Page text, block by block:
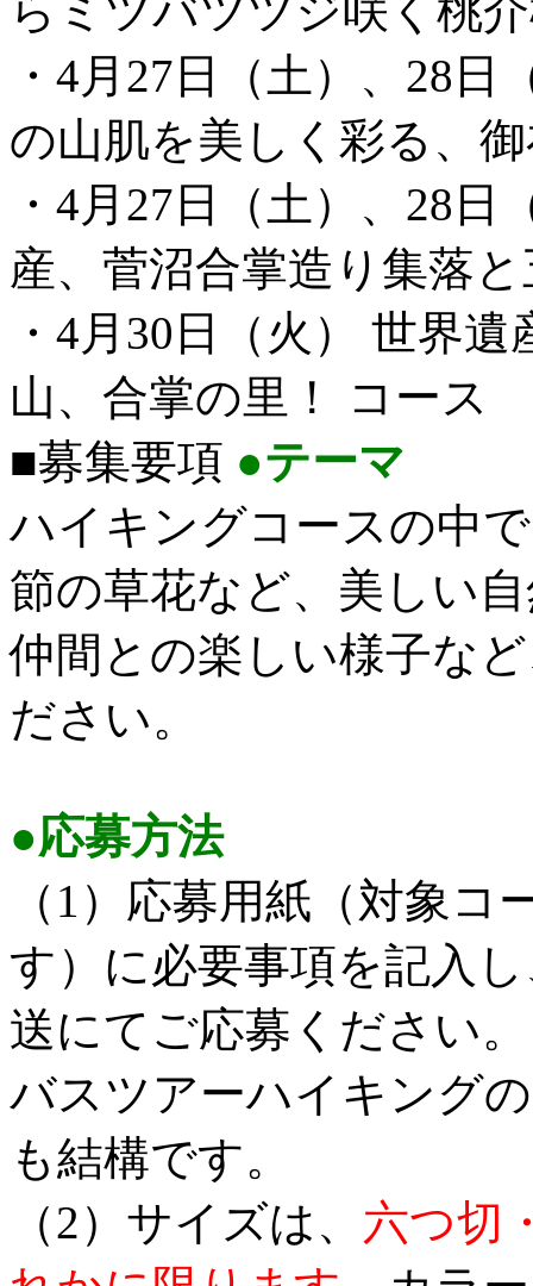
らミツバツツジ咲く桃
・4月27日（土）、28
の山肌を美しく彩る、
・4月27日（土）、28
産、菅沼合掌造り集落
・4月30日（火） 世界
山、合掌の里！ コース
■募集要項 ●テーマ
ハイキングコースの中
節の草花など、美しい
仲間との楽しい様子な
ださい。
●応募方法
（1）応募用紙（対象
す）に必要事項を記入
送にてご応募ください
バスツアーハイキング
も結構です。
（2）サイズは、 六つ切